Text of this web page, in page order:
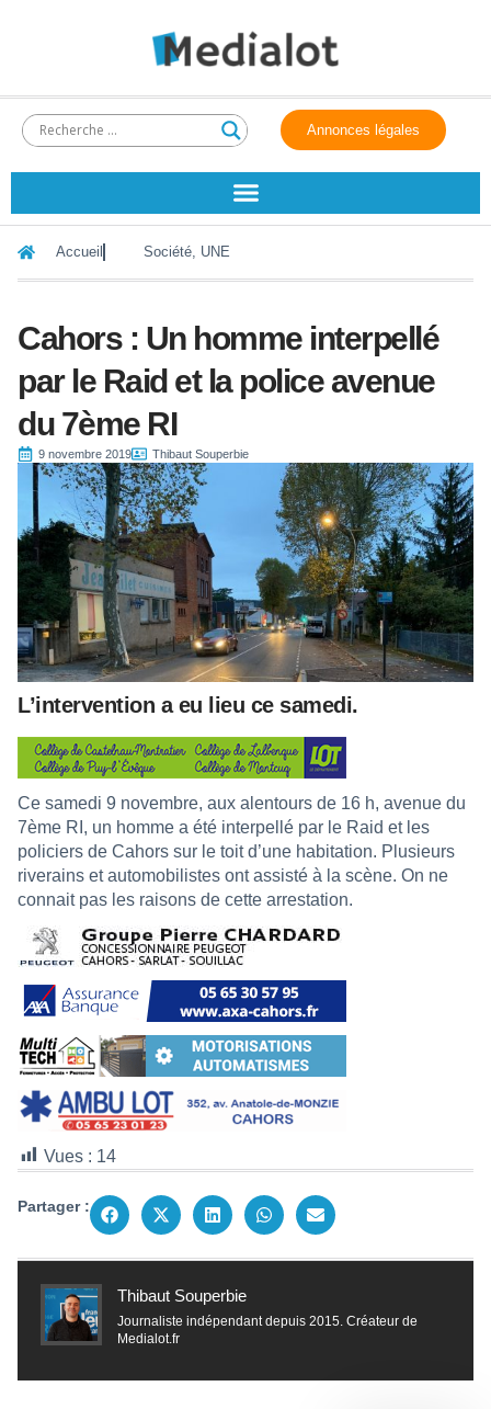
Annonces légales
Accueil Société, UNE
Cahors : Un homme interpellé
par le Raid et la police avenue
du 7ème RI
9 novembre 2019 Thibaut Souperbie
L’intervention a eu lieu ce samedi.
Ce samedi 9 novembre, aux alentours de 16 h, avenue du
7ème RI, un homme a été interpellé par le Raid et les
policiers de Cahors sur le toit d’une habitation. Plusieurs
riverains et automobilistes ont assisté à la scène. On ne
connait pas les raisons de cette arrestation.
Vues : 14
Partager :
Thibaut Souperbie
Journaliste indépendant depuis 2015. Créateur de
Medialot.fr